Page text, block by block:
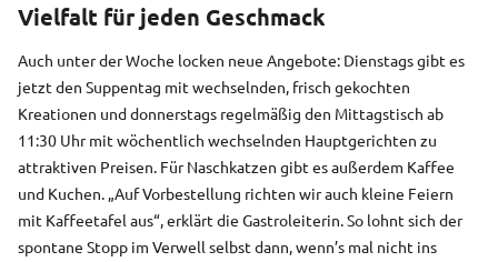
Vielfalt für jeden Geschmack
Auch unter der Woche locken neue Angebote: Dienstags gibt es
jetzt den Suppentag mit wechselnden, frisch gekochten
Kreationen und donnerstags regelmäßig den Mittagstisch ab
11:30 Uhr mit wöchentlich wechselnden Hauptgerichten zu
attraktiven Preisen. Für Naschkatzen gibt es außerdem Kaffee
und Kuchen. „Auf Vorbestellung richten wir auch kleine Feiern
mit Kaffeetafel aus“, erklärt die Gastroleiterin. So lohnt sich der
spontane Stopp im Verwell selbst dann, wenn’s mal nicht ins